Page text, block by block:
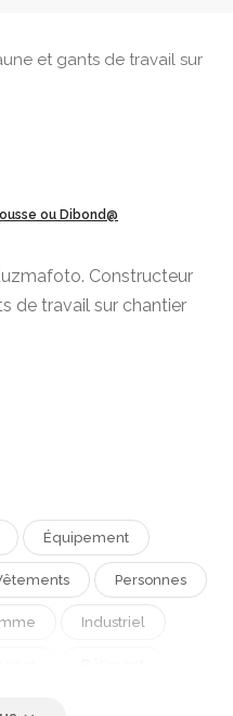
ou Dibond@
Constructeur
de travail sur chantier
Équipement
Personnes
Industriel